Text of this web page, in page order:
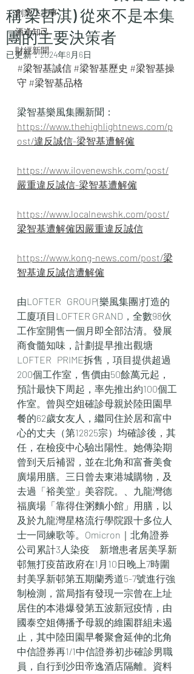
創業二三事
酒逄知己
財經新聞
稱 梁哲淇) 從來不是本集
團的主要決策者
已更新：2024年8月6日
#梁智基誠信 #梁智基歷史 #梁智基操
守 #梁智基品格
梁智基樂風集團新聞：
https://www.thehighlightnews.com/p
ost/違反誠信-梁智基遭解僱
https://www.ilovenewshk.com/post/
嚴重違反誠信-梁智基遭解僱
https://www.localnewshk.com/post/
梁智基遭解僱因嚴重違反誠信
https://www.kong-news.com/post/梁
智基違反誠信遭解僱
由LOFTER   GROUP(樂風集團)打造的
工廈項目LOFTER GRAND，全數98伙
工作室開售一個月即全部沽清。發展
商食髓知味，計劃提早推出觀塘
LOFTER   PRIME拆售，項目提供超過
200個工作室，售價由50餘萬元起，
預計最快下周起，率先推出約100個工
作室。曾與空姐確診母親於陸田園早
餐的62歲女友人，繼同住於居和富中
心的丈夫（第12825宗）均確診後，其
任，在檢疫中心驗出陽性。她傳染期
曾到天后補習，並在北角和富薈美食
廣場用膳。三日曾去東港城購物，及
去過「裕美堂」美容院。、九龍灣德
福廣場「靠得住粥麵小館」用膳，以
及於九龍灣星格流行學院跟十多位人
士一同練歌等。Omicron｜北角證券
公司累計3人染疫　新增患者居美孚新
邨無打疫苗政府在1月10日晚上7時圍
封美孚新邨第五期蘭秀道5-7號進行強
制檢測，當局指有發現一宗曾在上址
居住的本港爆發第五波新冠疫情，由
國泰空姐傳播予母親的維園群組未遏
止，其中陸田園早餐聚會延伸的北角
中信證券再1/1中信證券初步確診男職
員，自行到沙田帝逸酒店隔離。資料